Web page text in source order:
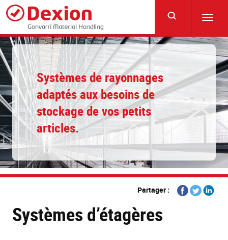
Skip
main
content
Systèmes de rayonnages
adaptés aux besoins de
stockage de vos petits
articles.
Partager :
Share
on
Share
on
Share
Systèmes d’étagères